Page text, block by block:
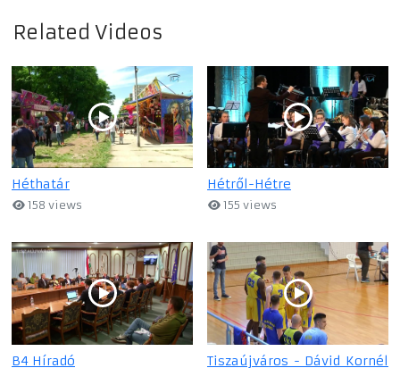
Related Videos
Héthatár
158 views
Hétről-Hétre
155 views
B4 Híradó
Tiszaújváros - Dávid Kornél